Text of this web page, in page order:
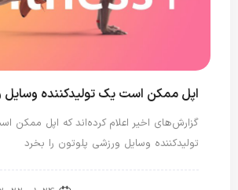
اپل ممکن است یک تولیدکننده وسایل
گزارش‌های اخیر اعلام کرده‌اند که اپل ممکن
تولیدکننده وسایل ورزشی پلوتون را بخرد